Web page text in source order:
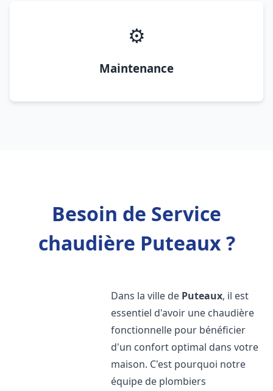
⚙️
Maintenance
Besoin de Service
chaudière Puteaux ?
Dans la ville de Puteaux, il est
essentiel d'avoir une chaudière
fonctionnelle pour bénéficier
d'un confort optimal dans votre
maison. C'est pourquoi notre
équipe de plombiers